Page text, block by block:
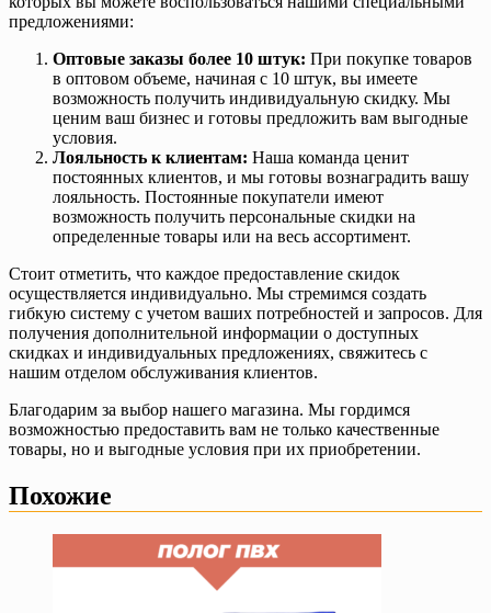
предложениями:
Оптовые заказы более 10 штук: При покупке товаров
в оптовом объеме, начиная с 10 штук, вы имеете
возможность получить индивидуальную скидку. Мы
ценим ваш бизнес и готовы предложить вам выгодные
условия.
Лояльность к клиентам: Наша команда ценит
постоянных клиентов, и мы готовы вознаградить вашу
лояльность. Постоянные покупатели имеют
возможность получить персональные скидки на
определенные товары или на весь ассортимент.
Стоит отметить, что каждое предоставление скидок
осуществляется индивидуально. Мы стремимся создать
гибкую систему с учетом ваших потребностей и запросов. Для
получения дополнительной информации о доступных
скидках и индивидуальных предложениях, свяжитесь с
нашим отделом обслуживания клиентов.
Благодарим за выбор нашего магазина. Мы гордимся
возможностью предоставить вам не только качественные
товары, но и выгодные условия при их приобретении.
Похожие